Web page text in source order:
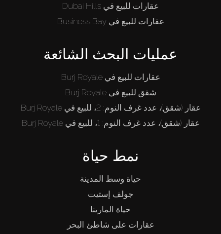
عقارات للبيع في Dubai Hills
عقارات للبيع في Business Bay
عمليات البحث الشائعة
عقارات للبيع في Burj Royale
شقق للبيع في Burj Royale
عقار (شقق)، عدد غرف النوم: 2، للبيع في Burj Royale
عقار (شقق)، عدد غرف النوم: 1، للبيع في Burj Royale
نمط حياة
حياة وسط المدينة
جولف إستيت
حياة المارينا
عقارات على شاطئ البحر